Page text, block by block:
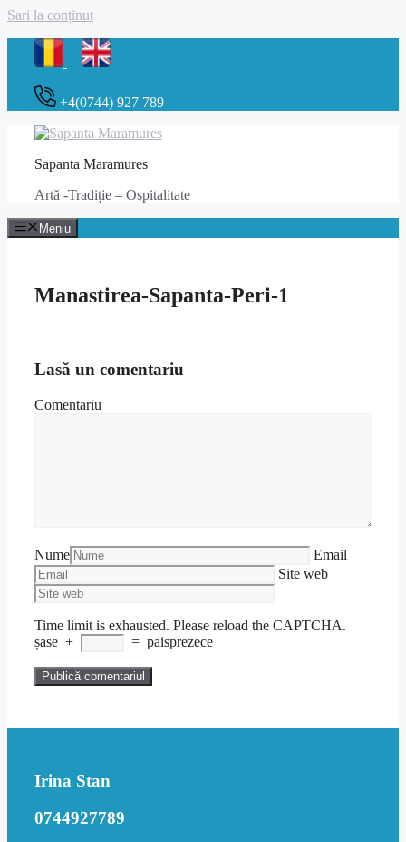
Sari la conținut
+4(0744) 927 789
Sapanta Maramures
Artă -Tradiție – Ospitalitate
Meniu
Manastirea-Sapanta-Peri-1
Lasă un comentariu
Comentariu
Nume
Email
Site web
Time limit is exhausted. Please reload the CAPTCHA.
șase + = paisprezece
Irina Stan
0744927789